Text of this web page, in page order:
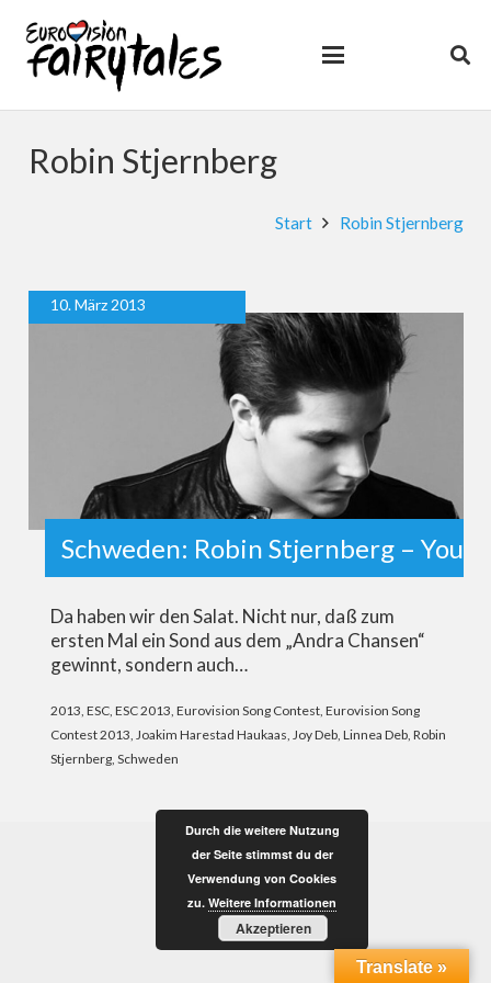
Robin Stjernberg
Start Robin Stjernberg
10. März 2013
Schweden: Robin Stjernberg – You
Da haben wir den Salat. Nicht nur, daß zum
ersten Mal ein Sond aus dem „Andra Chansen“
gewinnt, sondern auch…
2013, ESC, ESC 2013, Eurovision Song Contest, Eurovision Song
Contest 2013, Joakim Harestad Haukaas, Joy Deb, Linnea Deb, Robin
Stjernberg, Schweden
Translate »
Durch die weitere Nutzung
der Seite stimmst du der
Verwendung von Cookies
zu. Weitere Informationen
Akzeptieren